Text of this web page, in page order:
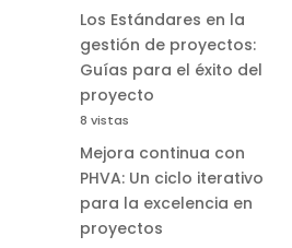
Los Estándares en la
gestión de proyectos:
Guías para el éxito del
proyecto
8 vistas
Mejora continua con
PHVA: Un ciclo iterativo
para la excelencia en
proyectos